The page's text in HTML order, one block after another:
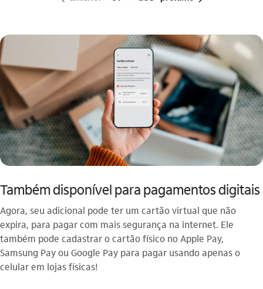
Também disponível para pagamentos digitais
Agora, seu adicional pode ter um cartão virtual que não
expira, para pagar com mais segurança na internet. Ele
também pode cadastrar o cartão físico no Apple Pay,
Samsung Pay ou Google Pay para pagar usando apenas o
celular em lojas físicas!